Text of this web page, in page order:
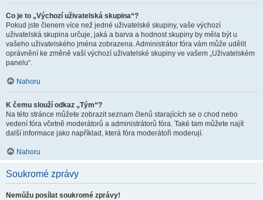
Co je to „Výchozí uživatelská skupina“?
Pokud jste členem více než jedné uživatelské skupiny, vaše výchozí
uživatelská skupina určuje, jaká a barva a hodnost skupiny by měla být u
vašeho uživatelského jména zobrazena. Administrátor fóra vám může udělit
oprávnění ke změně vaší výchozí uživatelské skupiny ve vašem „Uživatelském
panelu“.
Nahoru
K čemu slouží odkaz „Tým“?
Na této stránce můžete zobrazit seznam členů starajících se o chod nebo
vedení fóra včetně moderátorů a administrátorů fóra. Také tam můžete najít
další informace jako například, která fóra moderátoři moderují.
Nahoru
Soukromé zprávy
Nemůžu posílat soukromé zprávy!